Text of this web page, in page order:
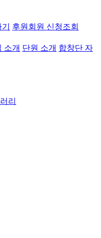
후원회원 신청조회
소개 단원 소개 합창단 자
리